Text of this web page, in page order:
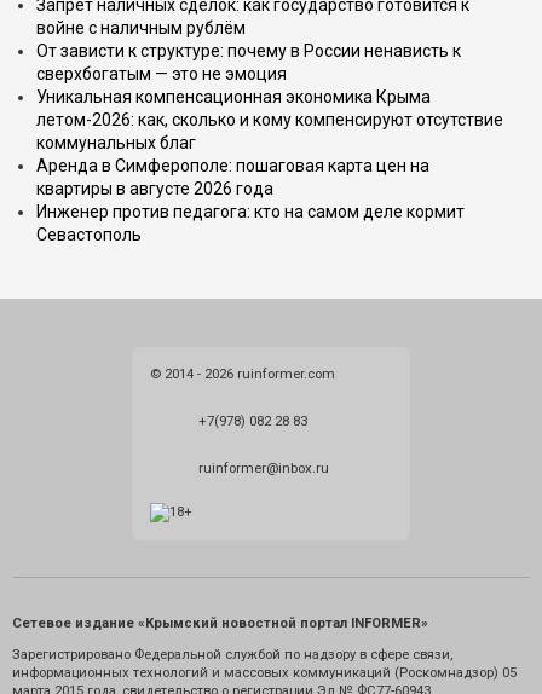
Запрет наличных сделок: как государство готовится к
войне с наличным рублём
От зависти к структуре: почему в России ненависть к
сверхбогатым — это не эмоция
Уникальная компенсационная экономика Крыма
летом-2026: как, сколько и кому компенсируют отсутствие
коммунальных благ
Аренда в Симферополе: пошаговая карта цен на
квартиры в августе 2026 года
Инженер против педагога: кто на самом деле кормит
Севастополь
© 2014 - 2026 ruinformer.com
+7(978) 082 28 83
ruinformer@inbox.ru
Сетевое издание «Крымский новостной портал INFORMER»
Зарегистрировано Федеральной службой по надзору в сфере связи,
информационных технологий и массовых коммуникаций (Роскомнадзор) 05